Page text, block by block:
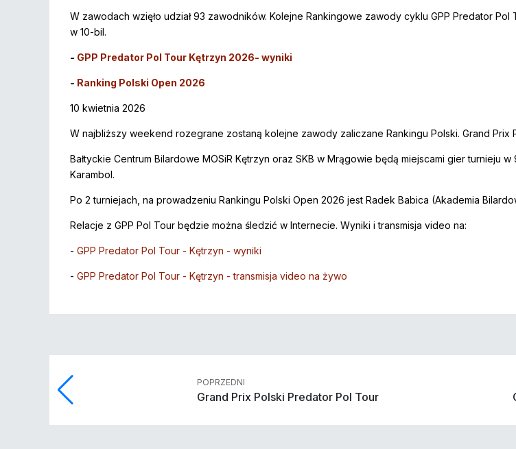
W zawodach wzięło udział 93 zawodników. Kolejne Rankingowe zawody cyklu GPP Predator
w 10-bil.
- GPP Predator Pol Tour Kętrzyn 2026- wyniki
- Ranking Polski Open 2026
10 kwietnia 2026
W najbliższy weekend rozegrane zostaną kolejne zawody zaliczane Rankingu Polski. Grand
Bałtyckie Centrum Bilardowe MOSiR Kętrzyn oraz SKB w Mrągowie będą miejscami gier turnieju
Karambol.
Po 2 turniejach, na prowadzeniu Rankingu Polski Open 2026 jest Radek Babica (Akademia
Relacje z GPP Pol Tour będzie można śledzić w Internecie. Wyniki i transmisja video na:
- GPP Predator Pol Tour - Kętrzyn - wyniki
- GPP Predator Pol Tour - Kętrzyn - transmisja video na żywo
POPRZEDNI
Grand Prix Polski Predator Pol Tour